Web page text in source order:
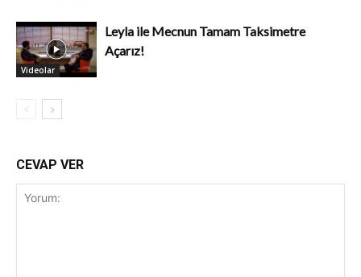
Videolar
Leyla ile Mecnun Tamam Taksimetre
Açarız!
CEVAP VER